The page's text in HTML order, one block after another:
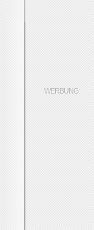
WERBUNG: